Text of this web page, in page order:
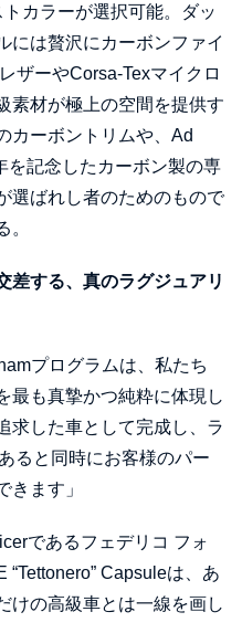
カラーが選択可能。ダッ
には贅沢にカーボンファイ
ザーやCorsa-Texマイクロ
素材が極上の空間を提供す
カーボントリムや、Ad
を記念したカーボン製の専
選ばれし者のためのもので
。
差する、真のラグジュアリ
プログラムは、私たち
最も真摯かつ純粋に体現し
求した車として完成し、ラ
ると同時にお客様のパー
きます」
であるフェデリコ フォ
Capsuleは、あ
けの高級車とは一線を画し